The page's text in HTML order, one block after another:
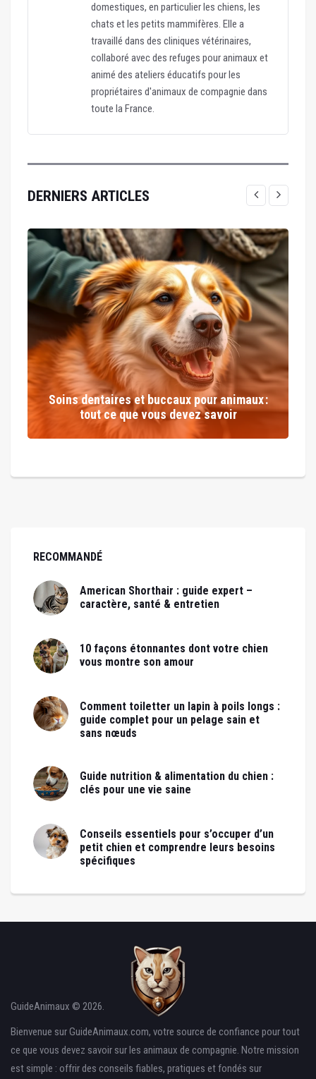
domestiques, en particulier les chiens, les
chats et les petits mammifères. Elle a
travaillé dans des cliniques vétérinaires,
collaboré avec des refuges pour animaux et
animé des ateliers éducatifs pour les
propriétaires d'animaux de compagnie dans
toute la France.
DERNIERS ARTICLES
Soins dentaires et buccaux pour animaux :
tout ce que vous devez savoir
RECOMMANDÉ
American Shorthair : guide expert –
caractère, santé & entretien
10 façons étonnantes dont votre chien
vous montre son amour
Comment toiletter un lapin à poils longs :
guide complet pour un pelage sain et
sans nœuds
Guide nutrition & alimentation du chien :
clés pour une vie saine
Conseils essentiels pour s’occuper d’un
petit chien et comprendre leurs besoins
spécifiques
GuideAnimaux © 2026.
Bienvenue sur GuideAnimaux.com, votre source de confiance pour tout
ce que vous devez savoir sur les animaux de compagnie. Notre mission
est simple : offrir des conseils fiables, pratiques et fondés sur